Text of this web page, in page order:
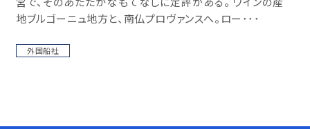
地ブルゴーニュ地方と、南仏プロヴァンスへ。ロー･･･
外国船社